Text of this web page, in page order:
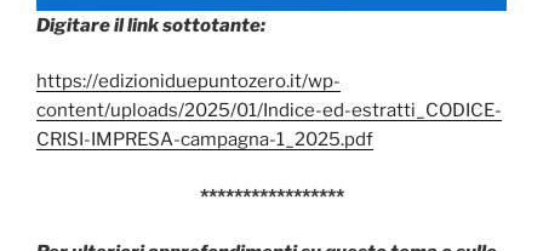
Digitare il link sottotante:
https://edizioniduepuntozero.it/wp-
content/uploads/2025/01/Indice-ed-estratti_CODICE-
CRISI-IMPRESA-campagna-1_2025.pdf
*****************